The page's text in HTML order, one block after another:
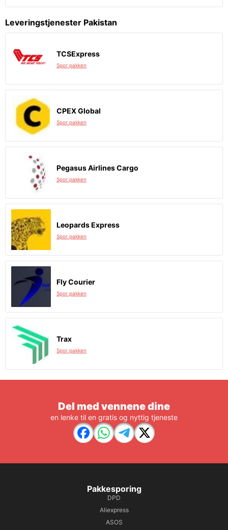
Leveringstjenester Pakistan
TCSExpress
Spor pakken
CPEX Global
Spor pakken
Pegasus Airlines Cargo
Spor pakken
Leopards Express
Spor pakken
Fly Courier
Spor pakken
Trax
Spor pakken
Del med vennene dine
en lenke til en gratis og nyttig tjeneste
Pakkesporing
DPD
Aliexpress
ASOS